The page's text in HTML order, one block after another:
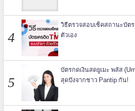
วิธีตรวจสอบเช็คสถานะบัต
ตัวเอง
บัตรกดเงินสดยูเมะ พลัส
สุดปังจากชาว Pantip กัน!